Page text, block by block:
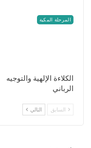
المرحلة المكية
الكلاءة الإلهية والتوجيه
الرباني
السابق التالي